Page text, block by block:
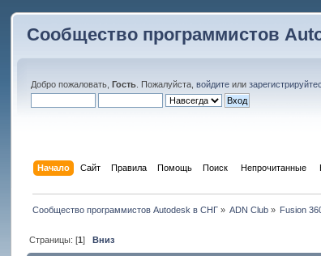
Сообщество программистов
Добро пожаловать,Гость . Пожалуйста,войдите или
Начало Сайт Правила Помощь Поиск Непрочитанные
Сообщество программистов Autodesk в СНГ» ADN Club » Fusion
Страницы: [1] Вниз